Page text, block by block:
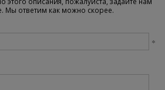
Мы ответим как можно скорее.